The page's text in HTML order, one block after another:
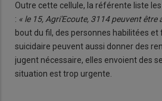
Outre cette cellule, la référente liste
: « le 15, Agri'Ecoute, 3114 peuvent être
bout du fil, des personnes habilitées
suicidaire peuvent aussi donner des
jugent nécessaire, elles envoient des
situation est trop urgente.